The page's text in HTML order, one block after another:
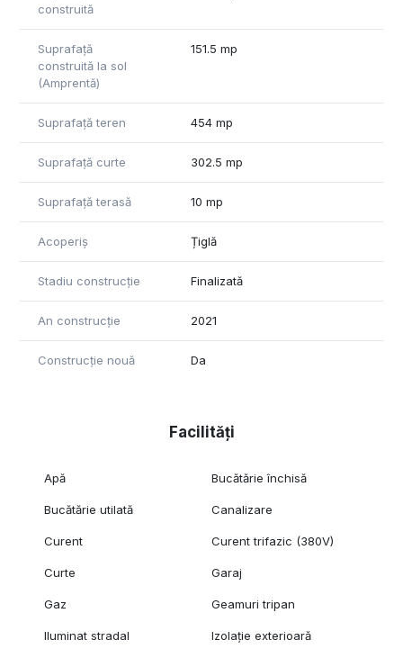
construită
Suprafață
construită la sol
(Amprentă)
151.5 mp
Suprafață teren 454 mp
Suprafață curte 302.5 mp
Suprafață terasă 10 mp
Acoperiș Țiglă
Stadiu construcție Finalizată
An construcție 2021
Construcție nouă Da
Facilități
Apă Bucătărie închisă
Bucătărie utilată Canalizare
Curent Curent trifazic (380V)
Curte Garaj
Gaz Geamuri tripan
Iluminat stradal Izolație exterioară